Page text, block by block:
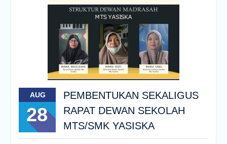
AUG
28
PEMBENTUKAN SEKALIGUS
RAPAT DEWAN SEKOLAH
MTS/SMK YASISKA